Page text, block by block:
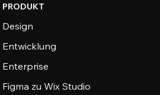
PRODUKT
Design
Entwicklung
Enterprise
Figma zu Wix Studio